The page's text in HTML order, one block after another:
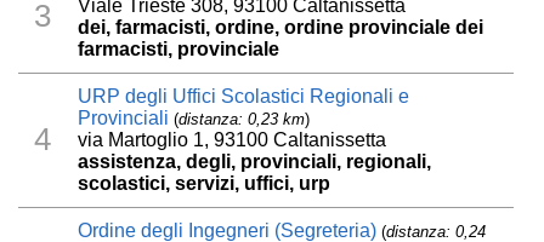
3
Viale Trieste 308, 93100 Caltanissetta
dei, farmacisti, ordine, ordine provinciale dei
farmacisti, provinciale
4
URP degli Uffici Scolastici Regionali e
Provinciali (distanza: 0,23 km)
via Martoglio 1, 93100 Caltanissetta
assistenza, degli, provinciali, regionali,
scolastici, servizi, uffici, urp
Ordine degli Ingegneri (Segreteria) (distanza: 0,24